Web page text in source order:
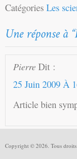
Catégories Les
Pierre Dit :
25 Juin 2009 À
Article bien
Copyright © 2026. Tous droits